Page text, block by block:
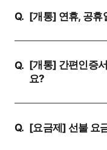
Q. [개통] 연휴, 공휴
Q. [개통] 간편인증
요?
Q. [요금제] 선불 요